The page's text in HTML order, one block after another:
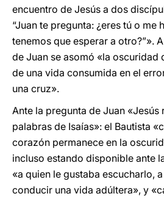
encuentro de Jesús a dos
“Juan te pregunta: ¿eres tú o me
tenemos que esperar a otro?”».
de Juan se asomó «la oscuridad
de una vida consumida en el
una cruz».
Ante la pregunta de Juan «Jesús
palabras de Isaías»: el Bautista
corazón permanece en la
incluso estando disponible ante
«a quien le gustaba escucharlo,
conducir una vida adúltera», y